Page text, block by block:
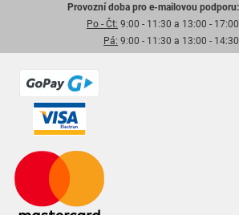
Provozní doba pro e-mailovou podporu:
Po - Čt: 9:00 - 11:30 a 13:00 - 17:00
Pá: 9:00 - 11:30 a 13:00 - 14:30